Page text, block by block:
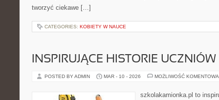
tworzyć ciekawe […]
CATEGORIES: KOBIETY W NAUCE
INSPIRUJĄCE HISTORIE
POSTED BY ADMIN MAR - 10 - 2026 MOŻLIWOŚĆ
szkolakamionka.pl to